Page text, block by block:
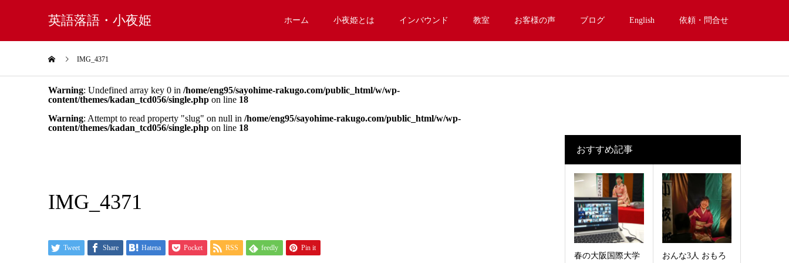
英語落語・小夜姫 ホーム 小夜姫とは インバウンド 教室 お客様の声 ブログ English 依頼・問合せ
IMG_4371
Warning: Undefined array key 0 in /home/eng95/sayohime-rakugo.com/public_html/w/wp-
content/themes/kadan_tcd056/single.php on line 18
Warning: Attempt to read property "slug" on null in /home/eng95/sayohime-rakugo.com/public_html/w/wp-
content/themes/kadan_tcd056/single.php on line 18
IMG_4371
Tweet Share Hatena Pocket RSS feedly Pin it
おすすめ記事
春の大阪国際大学
おんな3人 おもろ